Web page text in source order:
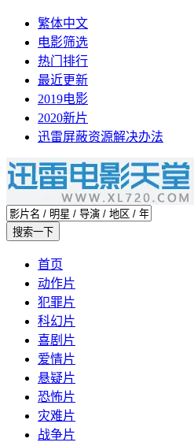
繁体中文
电影筛选
热门排行
最近更新
2019电影
2020新片
迅雷屏蔽资源解决办法
首页
动作片
犯罪片
科幻片
喜剧片
爱情片
悬疑片
恐怖片
灾难片
战争片